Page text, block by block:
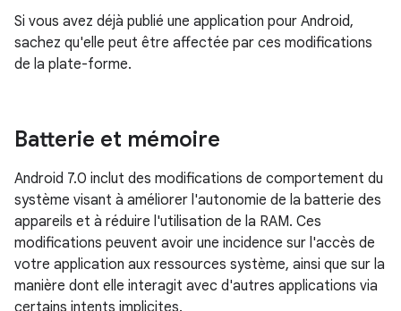
Si vous avez déjà publié une application pour Android,
sachez qu'elle peut être affectée par ces modifications
de la plate-forme.
Batterie et mémoire
Android 7.0 inclut des modifications de comportement du
système visant à améliorer l'autonomie de la batterie des
appareils et à réduire l'utilisation de la RAM. Ces
modifications peuvent avoir une incidence sur l'accès de
votre application aux ressources système, ainsi que sur la
manière dont elle interagit avec d'autres applications via
certains intents implicites.